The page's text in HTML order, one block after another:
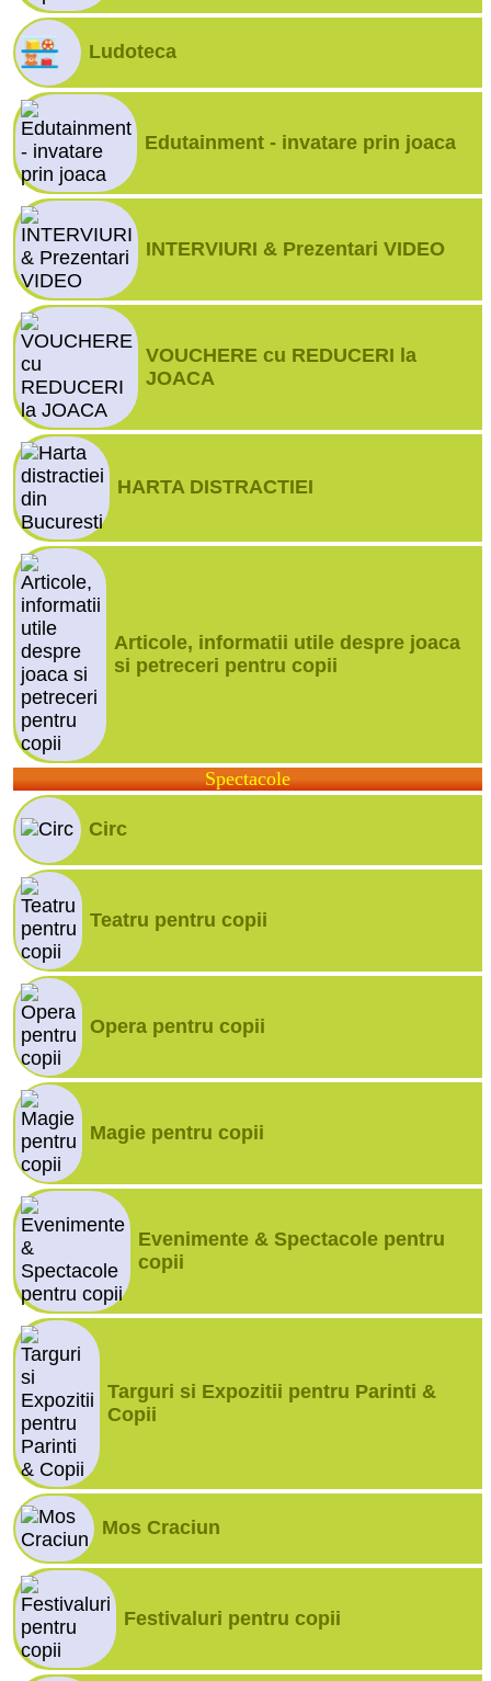
Ludoteca
Edutainment - invatare prin joaca
INTERVIURI & Prezentari VIDEO
VOUCHERE cu REDUCERI la
JOACA
HARTA DISTRACTIEI
Articole, informatii utile despre joaca
si petreceri pentru copii
Spectacole
Circ
Teatru pentru copii
Opera pentru copii
Magie pentru copii
Evenimente & Spectacole pentru
copii
Targuri si Expozitii pentru Parinti &
Copii
Mos Craciun
Festivaluri pentru copii